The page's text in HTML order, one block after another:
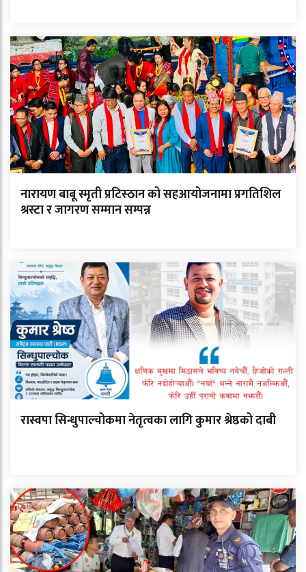
नारायण बाबू स्मृती प्रटिस्ठान को सहआयोजनामा प्रगतिशिल
श्रस्टा र जागरण सम्मान सम्पन्न
रास्वपा सिन्धुपाल्चोकमा नेतृत्वका लागि कुमार श्रेष्ठको दाबी